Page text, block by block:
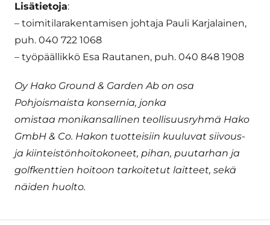
Lisätietoja:
– toimitilarakentamisen johtaja Pauli Karjalainen,
puh. 040 722 1068
– työpäällikkö Esa Rautanen, puh. 040 848 1908
Oy Hako Ground & Garden Ab on osa
Pohjoismaista konsernia, jonka
omistaa monikansallinen teollisuusryhmä Hako
GmbH & Co. Hakon tuotteisiin kuuluvat siivous-
ja kiinteistönhoitokoneet, pihan, puutarhan ja
golfkenttien hoitoon tarkoitetut laitteet, sekä
näiden huolto.